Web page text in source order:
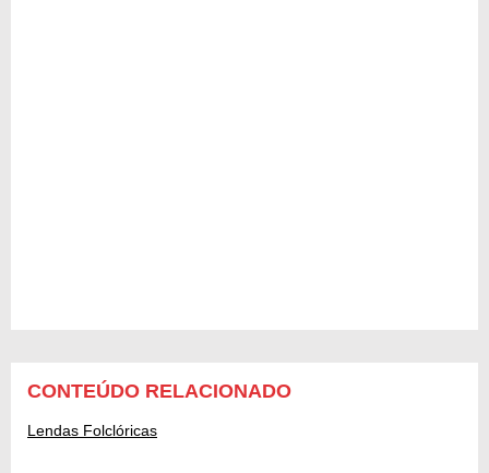
CONTEÚDO RELACIONADO
Lendas Folclóricas